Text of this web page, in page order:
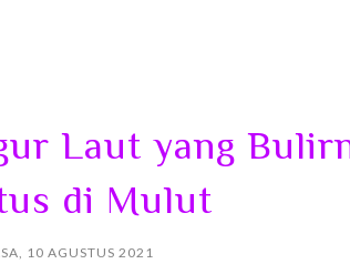
Laut yang
di Mulut
10 AGUSTUS 2021